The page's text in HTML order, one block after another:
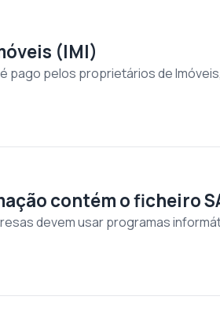
(IMI)
pago pelos proprietários de
contém o ficheiro
devem usar programas